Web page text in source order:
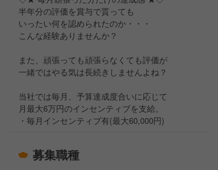
半年分の評価を賞与で貰っても
いったい何を認められたのか・・・
こんな経験ありませんか？
また、頑張っても頑張らなくても評価が
一緒ではやる気は長続きしませんよね？
当社では毎月、予算達成度合いに応じて
月最大6万円のインセンティブを支給。
・毎月インセンティブ有(最大60,000円)
募集職種